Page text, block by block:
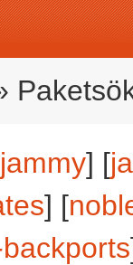
jammy] [
] [